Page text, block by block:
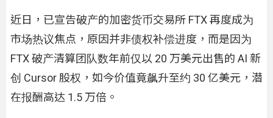
近日，已宣告破产的加密货币交易所 FTX 再度成为
市场热议焦点，原因并非债权补偿进度，而是因为
FTX 破产清算团队数年前仅以 20 万美元出售的 AI 新
创 Cursor 股权，如今价值竟飙升至约 30 亿美元，潜
在报酬高达 1.5 万倍。